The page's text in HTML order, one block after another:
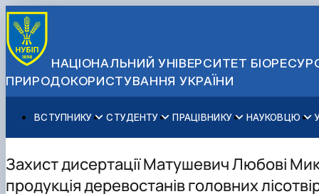
НАЦІОНАЛЬНИЙ УНІВЕРСИТЕТ
ПРИРОДОКОРИСТУВАННЯ УКРАЇНИ
ВСТУПНИКУ
Вступ до НУБіП України 2026
Правила прийому
Для осіб з тимчасово окупованих територій
СТУДЕНТУ
Навчання
Позанавчальна діяльність
Студентське самоврядування
ПРАЦІВНИКУ
Освітній процес
Довідкова інформація
Профспілкова організація
НАУКОВЦЮ
Наукова діяльність
Захисти дисертацій
Законодавче та нормативне забезпечення
Управління і самоврядування
Офіційні документи
Стратегія розвитку на період 2026-2030рр.
Захист дисертації Матушевич Любові
продукція деревостанів головних